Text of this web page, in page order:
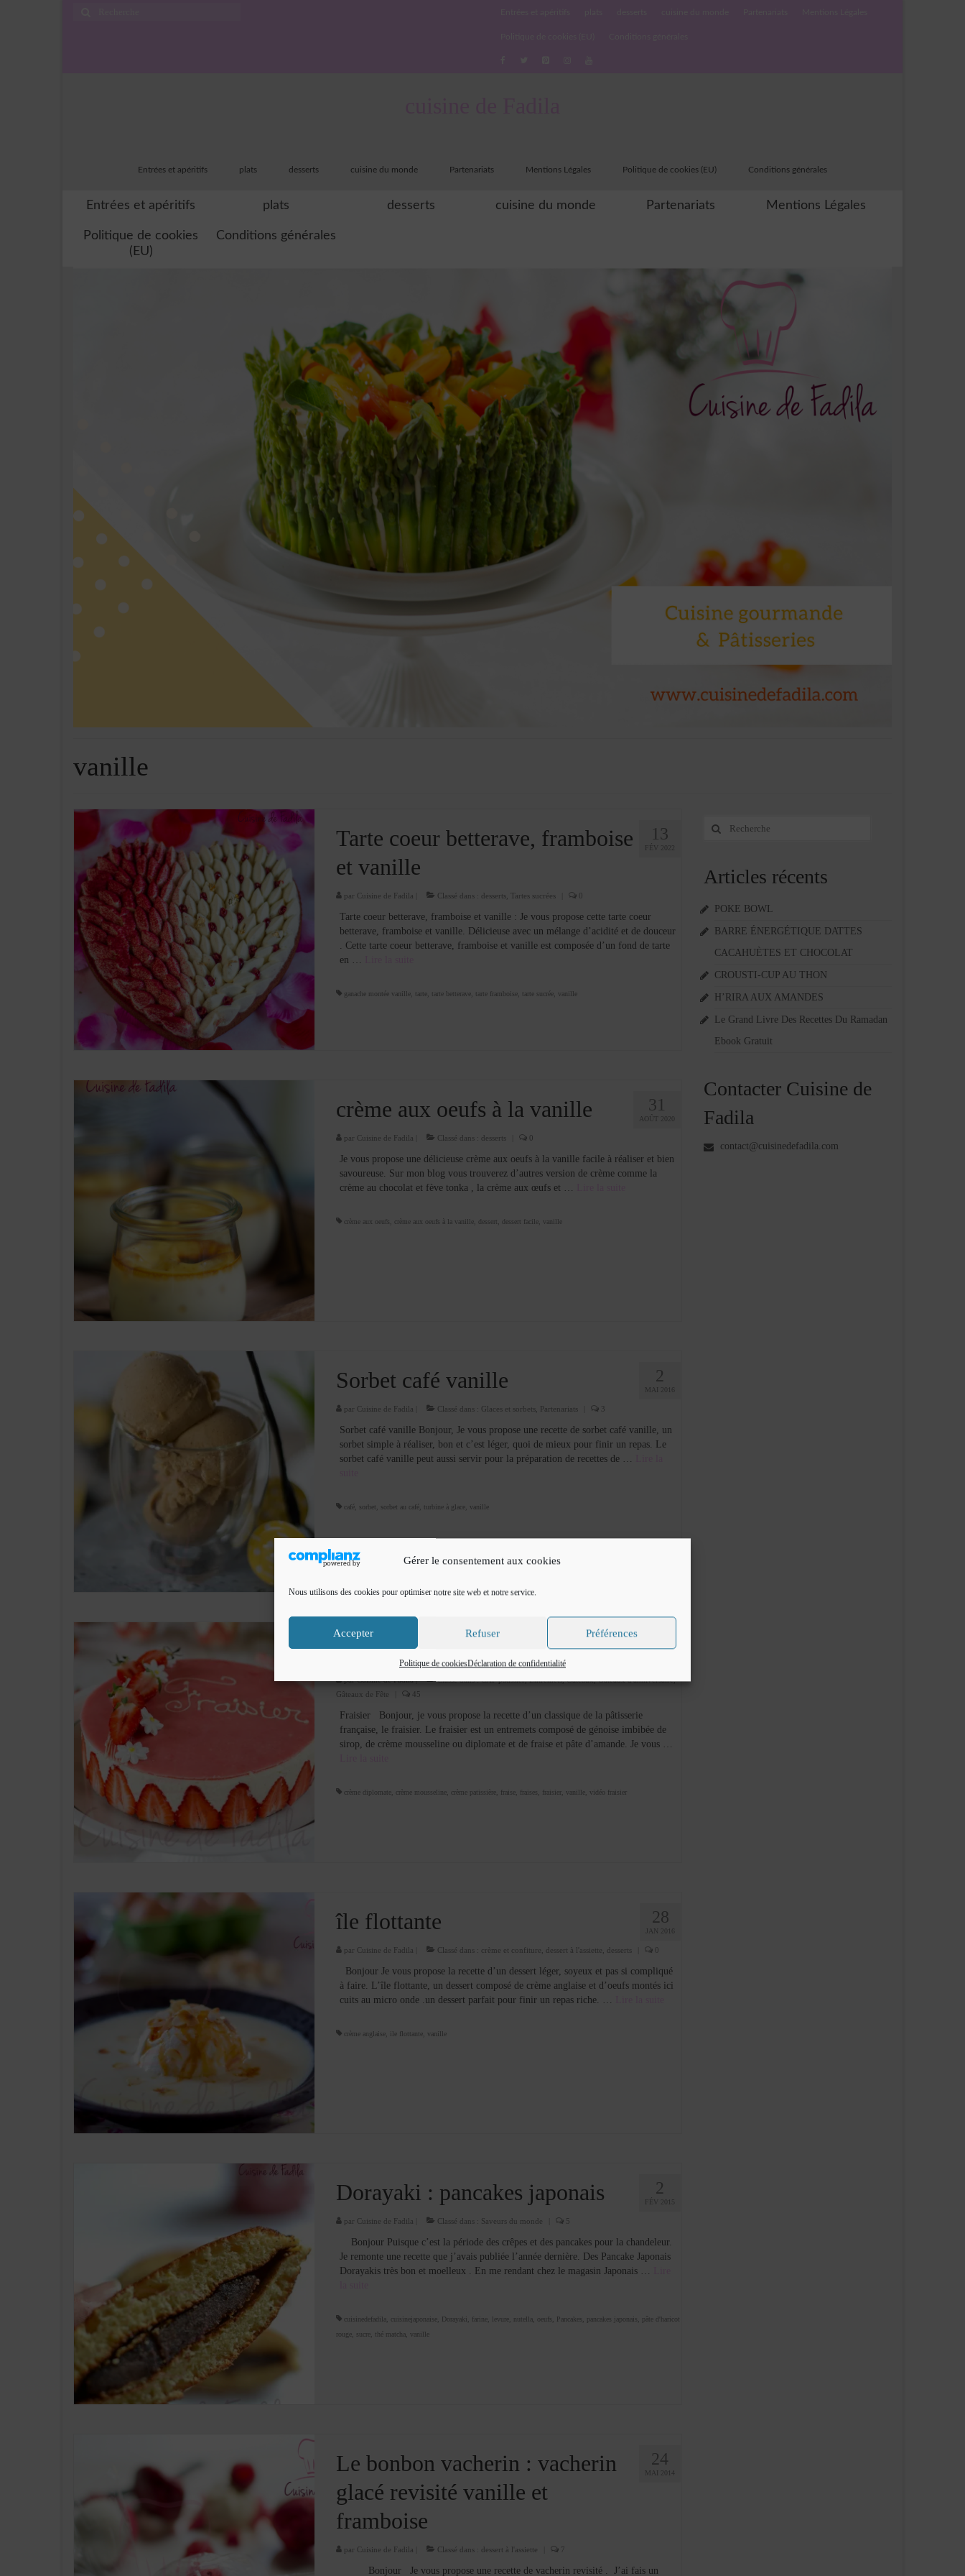
Gérer le consentement aux cookies
Nous utilisons des cookies pour optimiser notre site web et notre service.
Accepter Refuser Préférences
Politique de cookiesDéclaration de confidentialité
Entrées et apéritifs plats desserts cuisine du monde Partenariats Mentions Légales Politique de cookies (EU) Conditions générales
Entrées et apéritifs plats desserts cuisine du monde Partenariats Mentions Légales
Politique de cookies
(EU)
Conditions générales
vanille
13
FÉV 2022
Tarte coeur betterave, framboise
et vanille
par Cuisine de Fadila Classé dans : desserts, Tartes sucrées 0
Tarte coeur betterave, framboise et vanille : Je vous propose cette tarte coeur
betterave, framboise et vanille. Délicieuse avec un mélange d’acidité et de douceur
. Cette tarte coeur betterave, framboise et vanille est composée d’un fond de tarte
en …
ganache montée vanille, tarte, tarte betterave, tarte framboise, tarte sucrée, vanille
31
AOÛT 2020
crème aux oeufs à la vanille
par Cuisine de Fadila Classé dans : desserts 0
Je vous propose une délicieuse crème aux oeufs à la vanille facile à réaliser et bien
savoureuse. Sur mon blog vous trouverez d’autres version de crème comme la
crème au chocolat et fève tonka , la crème aux œufs et …
crème aux oeufs crème aux oeufs à la vanille, dessert dessert facile, vanille
2
MAI 2016
Sorbet café vanille
par Cuisine de Fadila Classé dans : Glaces et sorbets, Partenariats 3
Sorbet café vanille Bonjour, Je vous propose une recette de sorbet café vanille, un
sorbet simple à réaliser, bon et c’est léger, quoi de mieux pour finir un repas. Le
sorbet café vanille peut aussi servir pour la préparation de recettes de …
café, sorbet sorbet au café, turbine à glace, vanille
18
Fraisier
parCuisine de Fadila| Classé dans :CAP pâtissier,Entremets,Gâteaux,Gâteaux d'anniversaire,
Gâteaux de Fête
45
Fraisier Bonjour, je vous propose la recette d’un classique de la pâtisserie
française, le fraisier. Le fraisier est un entremets composé de génoise imbibée de
sirop, de crème mousseline ou diplomate et de fraise et pâte d’amande. Je vous …
crème diplomate, crème mousseline, crème patissière, fraise, fraises fraisier vanille, vidéo fraisier
28
JAN 2016
île flottante
par Cuisine de Fadila Classé dans : crème et confiture dessert à l'assiette desserts 0
Bonjour Je vous propose la recette d’un dessert léger, soyeux et pas si compliqué
à faire. L’île flottante, un dessert composé de crème anglaise et d’oeufs montés ici
cuits au micro onde .un dessert parfait pour finir un repas riche. …
crème anglaise, ile flottante, vanille
2
FÉV 2015
Dorayaki : pancakes japonais
par Cuisine de Fadila Classé dans : Saveurs du monde 5
Bonjour Puisque c’est la période des crêpes et des pancakes pour la chandeleur.
Je remonte une recette que j’avais publiée l’année dernière. Des Pancake Japonais
Dorayakis très bon et moelleux . En me rendant chez le magasin Japonais …
cuisinedefadila, cuisinejaponaise, Dorayaki farine, levure, nutella, oeufs Pancakes pancakes japonais
pâte d'haricot
rouge, sucre, thé matcha, vanille
24
MAI 2014
Le bonbon vacherin : vacherin
glacé revisité vanille et
framboise
par Cuisine de Fadila Classé dans : dessert à l'assiette 7
Bonjour Je vous propose une recette de vacherin revisité . J’ai fais un
Rechercher
Articles récents
POKE BOWL
BARRE ÉNERGÉTIQUE DATTES
CACAHUÈTES ET CHOCOLAT
CROUSTI-CUP AU THON
H’RIRA AUX AMANDES
Le Grand Livre Des Recettes Du Ramadan
Ebook Gratuit
Contacter Cuisine de
Fadila
contact@cuisinedefadila.com